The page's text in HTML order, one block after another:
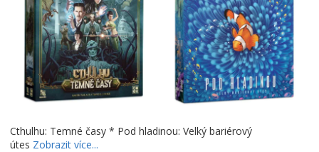
Cthulhu: Temné časy * Pod hladinou: Velký bariérový
útes Zobrazit více...